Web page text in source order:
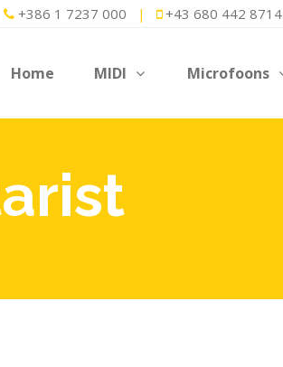
+386 1 7237 000 | +43 680 442 8714
Home MIDI Microfoons